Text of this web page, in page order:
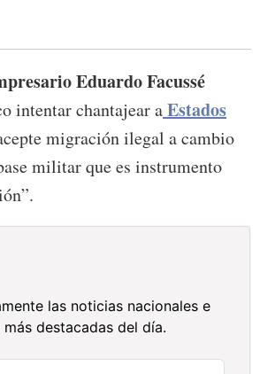
Eduardo Facussé
intentar chantajear aEstados
migración ilegal a cambio
militar que es instrumento
las noticias nacionales e
destacadas del día.